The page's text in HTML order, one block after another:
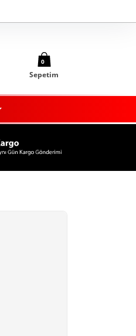
0
Sepetim